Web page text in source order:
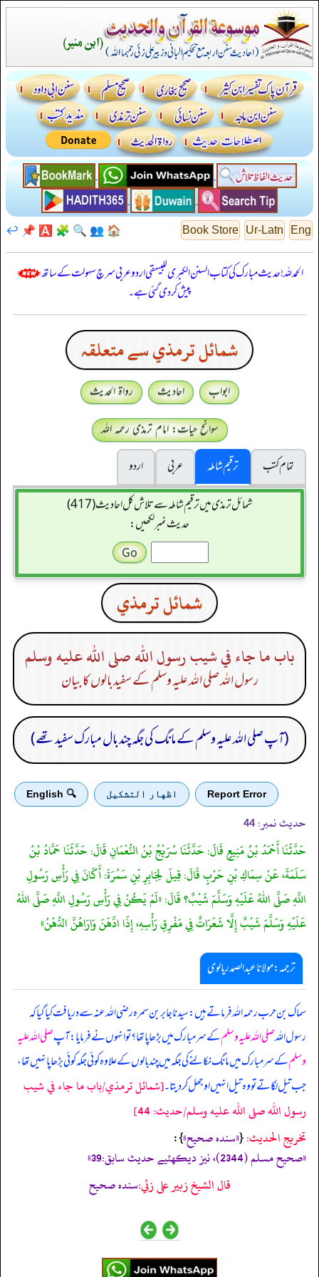
Eng
Ur-Latn
Book Store
🏠
👥
🔍
🧩
🅰️
📌
↩️
الحمدللہ! حدیث مبارک کی کتاب السنن الكبرى للبيهقي اردو عربی سرچ سہولت کے ساتھ
پیش کر دی گئی ہے۔
شمائل ترمذي سے متعلقہ
ابواب احادیث
رواۃ الحدیث
سوانح حیات: امام ترمذی رحمہ اللہ
تمام کتب
ترقیم شاملہ عربی
اردو
شمائل ترمذی میں ترقیم شاملہ سے تلاش کل احادیث (417)
حدیث نمبر لکھیں:
شمائل ترمذي
باب ما جاء في شيب رسول الله صلى الله عليه وسلم
رسول اللہ صلی اللہ علیہ وسلم کے سفید بالوں کا بیان
(آپ صلی اللہ علیہ وسلم کے مانگ کی جگہ چند بال مبارک سفید تھے)
Report Error اظهار التشكيل 🔍 English
حدیث نمبر: 44
حَدَّثَنَا أَحْمَدُ بْنُ مَنِيعٍ قَالَ: حَدَّثَنَا سُرَيْجُ بْنُ النُّعْمَانِ قَالَ: حَدَّثَنَا حَمَّادُ بْنُ
سَلَمَةَ، عَنْ سِمَاكِ بْنِ حَرْبٍ قَالَ: قِيلَ لِجَابِرِ بْنِ سَمُرَةَ: أَكَانَ فِي رَأْسِ رَسُولِ
اللَّهِ صَلَّى اللهُ عَلَيْهِ وَسَلَّمَ شَيْبٌ؟ قَالَ: «لَمْ يَكُنْ فِي رَأْسِ رَسُولِ اللَّهِ صَلَّى اللهُ
عَلَيْهِ وَسَلَّمَ شَيْبٌ إِلَّا شَعَرَاتٌ فِي مَفْرِقِ رَأْسِهِ، إِذَا ادَّهَنَ وَارَاهُنَّ الدُّهْنُ»
ترجمہ:مولانا عبدالصمد ریالوی
سماک بن حرب رحمہ اللہ فرماتے ہیں: سیدنا جابر بن سمرہ رضی اللہ عنہ سے دریافت کیا گیا کہ
رسول اللہصلی اللہ علیہ وسلمکے سر مبارک میں بڑھاپا تھا؟ تو انہوں نے فرمایا: آپصلی اللہ علیہ
وسلمکے سر مبارک میں مانگ نکالنے کی جگہ میں چند بالوں کے علاوہ کوئی جگہ کوئی بڑھاپا نہیں تھا،
جب تیل لگاتے تو وہ تیل انہیں اوجھل کر دیتا۔[شمائل ترمذي/باب ما جاء في شيب
رسول الله صلى الله عليه وسلم/حدیث: 44]
تخریج الحدیث:{«سندہ صحیح»}:
«‏‏‏‏صحيح مسلم (2344)، نيز ديكهئيے حديث سابق:39»
قال الشيخ زبير على زئي:سنده صحيح